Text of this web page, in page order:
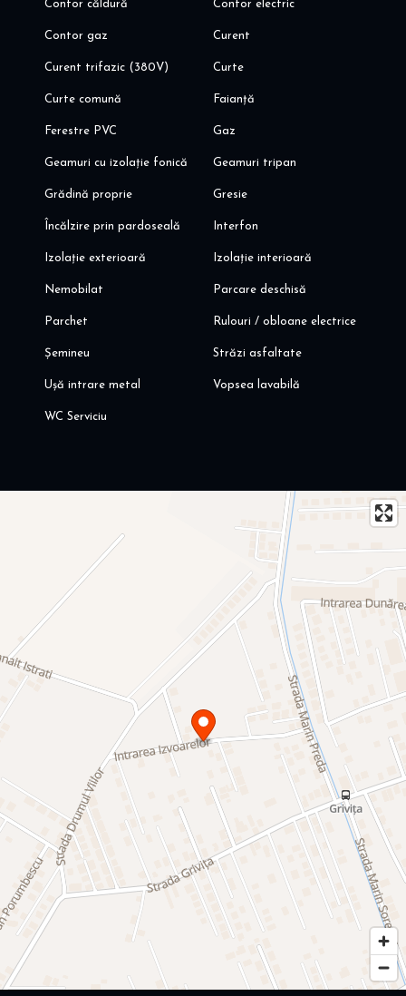
- instalatia electrica va fi cu cabluri/conductori din cupru si
aparataj GEWISS
Alina Dinoiu
Contor căldură Contor electric
Contor gaz Curent
Curent trifazic (380V) Curte
Curte comună Faianță
Ferestre PVC Gaz
Geamuri cu izolație fonică Geamuri tripan
Grădină proprie Gresie
Încălzire prin pardoseală Interfon
Izolație exterioară Izolație interioară
Nemobilat Parcare deschisă
Parchet Rulouri / obloane electrice
Șemineu Străzi asfaltate
Ușă intrare metal Vopsea lavabilă
WC Serviciu